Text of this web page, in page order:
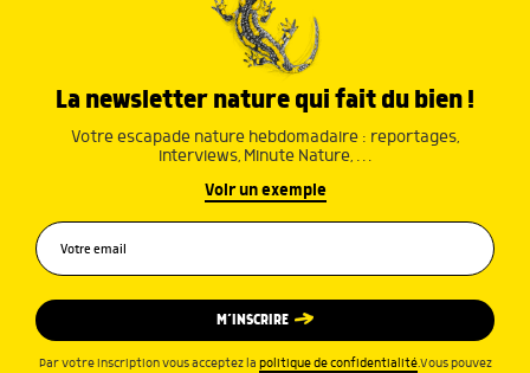
La newsletter nature qui fait du bien !
Votre escapade nature hebdomadaire : reportages,
interviews, Minute Nature, …
Voir un exemple
M’INSCRIRE
Par votre inscription vous acceptez la politique de confidentialité.Vous pouvez